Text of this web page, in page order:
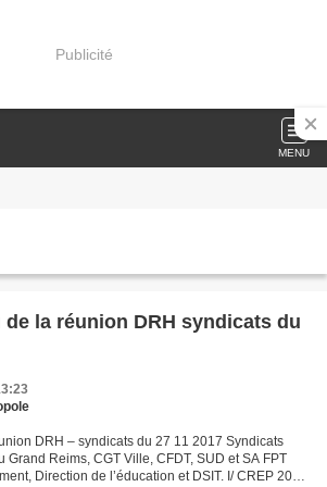
Publicité
MENU
DRH syndicats du
DRH – syndicats du 27 11 2017 Syndicats
Grand Reims, CGT Ville, CFDT, SUD et SA FPT
Direction de l’éducation et DSIT. I/ CREP 2017